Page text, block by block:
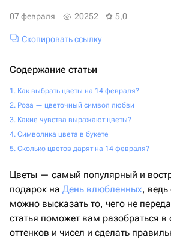
07 февраля 20252 5,0
Скопировать ссылку
Содержание статьи
Как выбрать цветы на 14 февраля?
Роза — цветочный символ любви
Какие чувства выражают цветы?
Символика цвета в букете
Сколько цветов дарят на 14 февраля?
Цветы — самый популярный и
подарок на День влюбленных,
можно высказать то, чего не
статья поможет вам разобраться в
оттенков и чисел и сделать